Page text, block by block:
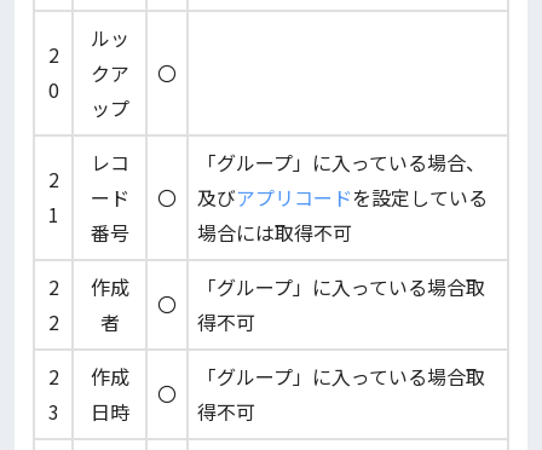
2
0
ルッ
クア
ップ
〇
2
1
レコ
ード
番号
〇
「グループ」に入っている場合、
及びアプリコードを設定している
場合には取得不可
2
2
作成
者
〇
「グループ」に入っている場合取
得不可
2
3
作成
日時
〇
「グループ」に入っている場合取
得不可